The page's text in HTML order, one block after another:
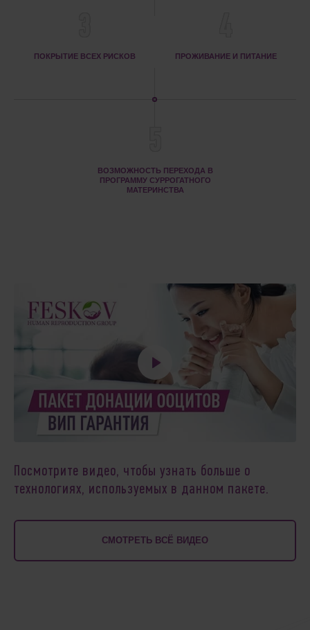
ПОКРЫТИЕ ВСЕХ РИСКОВ ПРОЖИВАНИЕ И ПИТАНИЕ
ВОЗМОЖНОСТЬ ПЕРЕХОДА В
ПРОГРАММУ СУРРОГАТНОГО
МАТЕРИНСТВА
Посмотрите видео, чтобы узнать больше о
технологиях, используемых в данном пакете.
СМОТРЕТЬ ВСЁ ВИДЕО